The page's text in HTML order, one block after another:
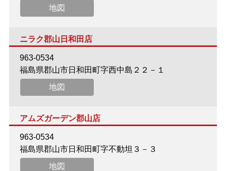
地図
ニラク郡山日和田店
963-0534
福島県郡山市日和田町字西中島２２－１
地図
アムズガーデン郡山店
963-0534
福島県郡山市日和田町字不動坦３－３
地図